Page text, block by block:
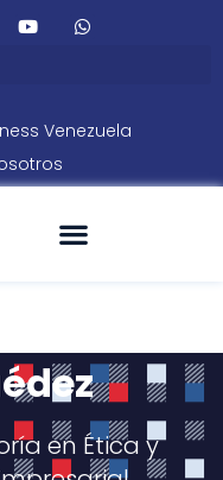
Venezuela
en Ética y